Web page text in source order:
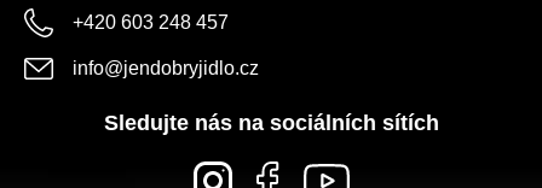
+420 603 248 457
info@jendobryjidlo.cz
Sledujte nás na sociálních sítích